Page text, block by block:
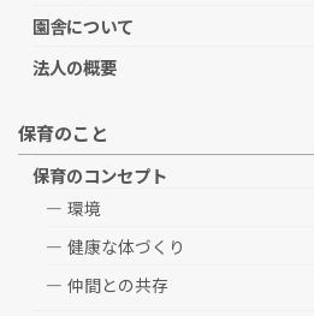
園舎について
法人の概要
保育のこと
保育のコンセプト
環境
健康な体づくり
仲間との共存